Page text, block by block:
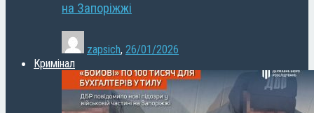
на Запоріжжі
zapsich, 26/01/2026
Кримінал